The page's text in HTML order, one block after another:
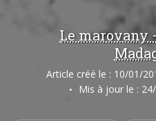
Le marovany
Article créé le : 10/01/
Mis à jour le :